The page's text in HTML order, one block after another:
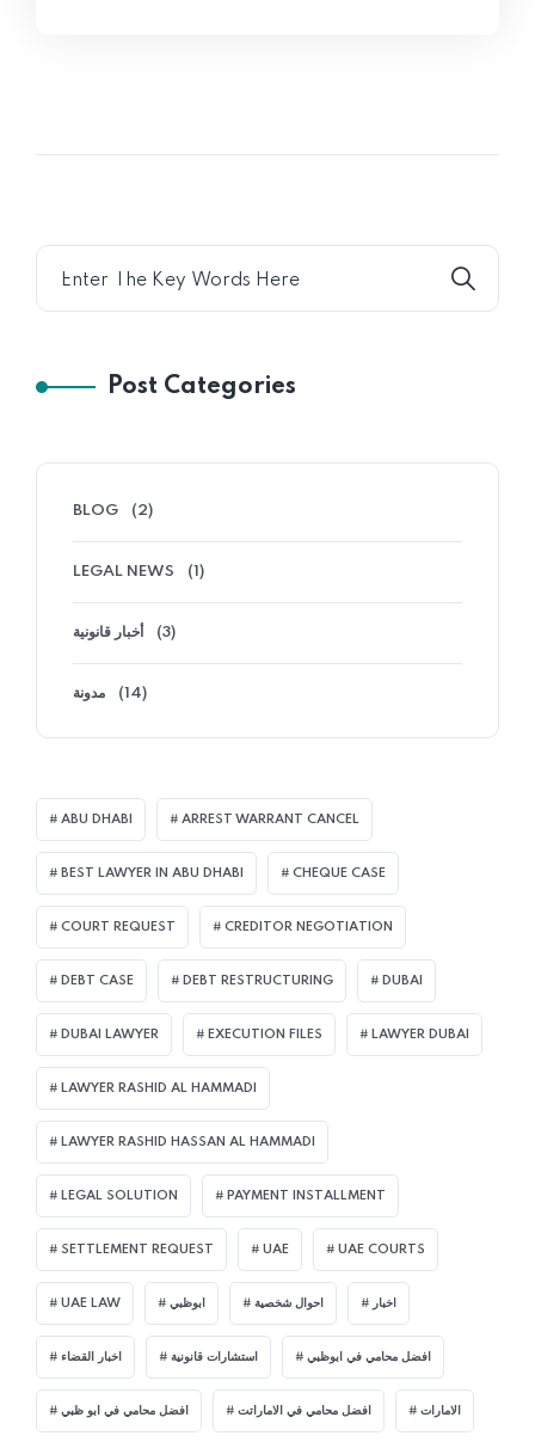
Post Categories
BLOG (2)
LEGAL NEWS (1)
أخبار قانونية (3)
مدونة (14)
ABU DHABI ARREST WARRANT CANCEL
BEST LAWYER IN ABU DHABI CHEQUE CASE
COURT REQUEST CREDITOR NEGOTIATION
DEBT CASE DEBT RESTRUCTURING DUBAI
DUBAI LAWYER EXECUTION FILES LAWYER DUBAI
LAWYER RASHID AL HAMMADI
LAWYER RASHID HASSAN AL HAMMADI
LEGAL SOLUTION PAYMENT INSTALLMENT
SETTLEMENT REQUEST UAE UAE COURTS
UAE LAW ابوظبي احوال شخصية اخبار
اخبار القضاء استشارات قانونية افضل محامي في ابوظبي
افضل محامي في ابو ظبي افضل محامي في الاماراتت الامارات